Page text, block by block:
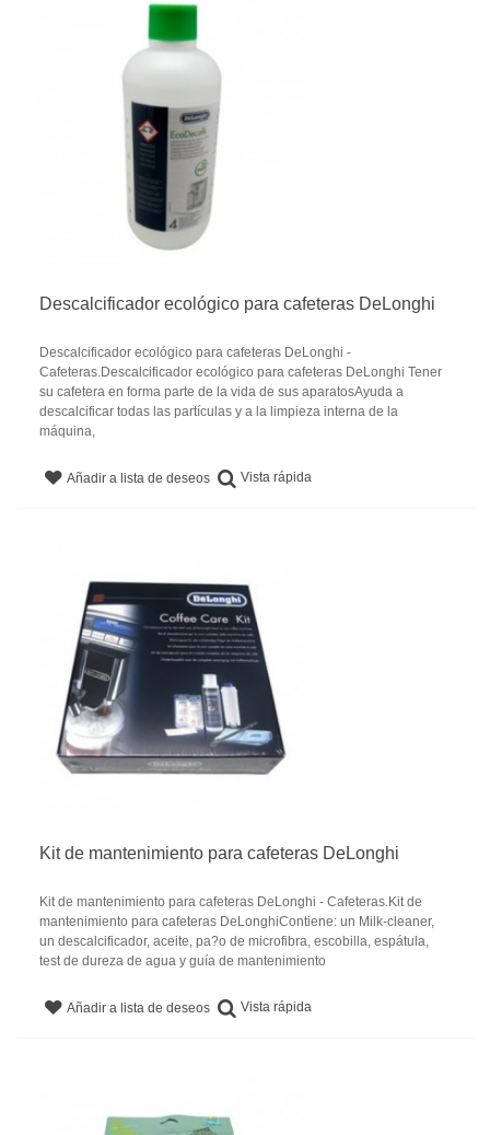
Descalcificador ecológico para cafeteras DeLonghi
Descalcificador ecológico para cafeteras DeLonghi -
Cafeteras.Descalcificador ecológico para cafeteras DeLonghi Tener
su cafetera en forma parte de la vida de sus aparatosAyuda a
descalcificar todas las partículas y a la limpieza interna de la
máquina,
Añadir a lista de deseos Vista rápida
Kit de mantenimiento para cafeteras DeLonghi
Kit de mantenimiento para cafeteras DeLonghi - Cafeteras.Kit de
mantenimiento para cafeteras DeLonghiContiene: un Milk-cleaner,
un descalcificador, aceite, pa?o de microfibra, escobilla, espátula,
test de dureza de agua y guía de mantenimiento
Añadir a lista de deseos Vista rápida